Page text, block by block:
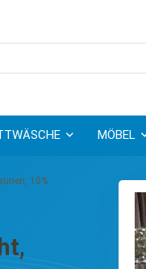
MÖBEL
10%